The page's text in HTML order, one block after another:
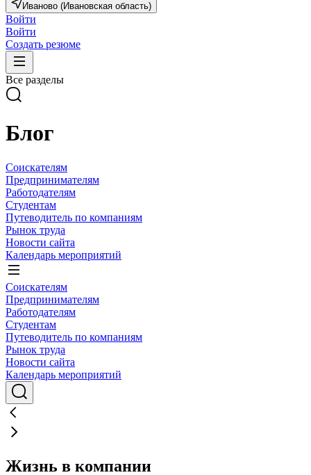
Иваново (Ивановская область)
Войти
Войти
Создать резюме
Все разделы
Блог
Соискателям
Предпринимателям
Работодателям
Студентам
Путеводитель по компаниям
Рынок труда
Новости сайта
Календарь мероприятий
Соискателям
Предпринимателям
Работодателям
Студентам
Путеводитель по компаниям
Рынок труда
Новости сайта
Календарь мероприятий
Жизнь в компании